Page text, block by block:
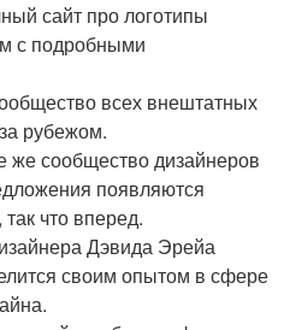
сайт про логотипы
с подробными
всех внештатных
рубежом.
сообщество дизайнеров
появляются
что вперед.
Дэвида Эрейа
своим опытом в сфере